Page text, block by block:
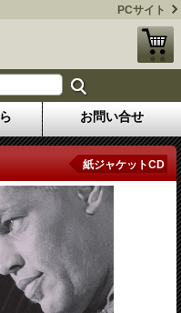
PCサイト
お問い合せ
紙ジャケットCD